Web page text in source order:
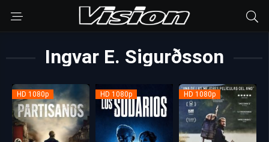
Ingvar E. Sigurðsson
HD 1080p HD 1080p HD 1080p